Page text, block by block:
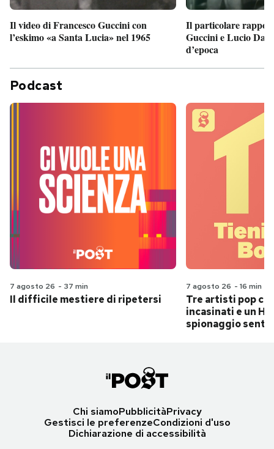
Il video di Francesco Guccini con
l’eskimo «a Santa Lucia» nel 1965
Il particolare
Guccini e Lucio
d’epoca
Podcast
7 agosto 26 - 37 min
Il difficile mestiere di ripetersi
7 agosto 26 - 16 min
Tre artisti pop
incasinati e un
spionaggio
Chi siamoPubblicitàPrivacy
Gestisci le preferenzeCondizioni d'uso
Dichiarazione di accessibilità